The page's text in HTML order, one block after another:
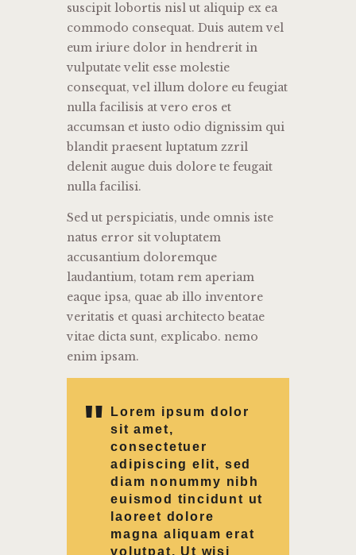
suscipit lobortis nisl ut aliquip ex ea
commodo consequat. Duis autem vel
eum iriure dolor in hendrerit in
vulputate velit esse molestie
consequat, vel illum dolore eu feugiat
nulla facilisis at vero eros et
accumsan et iusto odio dignissim qui
blandit praesent luptatum zzril
delenit augue duis dolore te feugait
nulla facilisi.
Sed ut perspiciatis, unde omnis iste
natus error sit voluptatem
accusantium doloremque
laudantium, totam rem aperiam
eaque ipsa, quae ab illo inventore
veritatis et quasi architecto beatae
vitae dicta sunt, explicabo. nemo
enim ipsam.
Lorem ipsum dolor
sit amet,
consectetuer
adipiscing elit, sed
diam nonummy nibh
euismod tincidunt ut
laoreet dolore
magna aliquam erat
volutpat. Ut wisi